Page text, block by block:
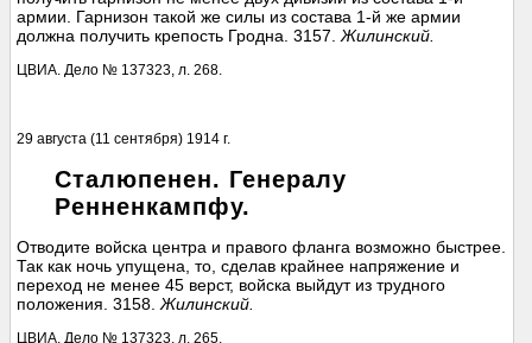
армии. Гарнизон такой же силы из состава 1-й же армии
должна получить крепость Гродна. 3157.Жилинский.
ЦВИА. Дело № 137323, л. 268.
29 августа (11 сентября) 1914 г.
Сталюпенен. Генералу
Ренненкампфу.
Отводите войска центра и правого фланга возможно быстрее.
Так как ночь упущена, то, сделав крайнее напряжение и
переход не менее 45 верст, войска выйдут из трудного
положения. 3158.Жилинский.
ЦВИА. Дело № 137323, л. 265.